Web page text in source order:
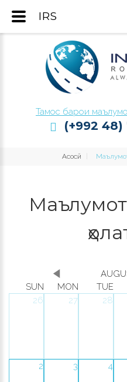
Тамос барои
(+992 48)
Асосӣ
SUN
MON TUE
26
27 28
2 3 4
IRS